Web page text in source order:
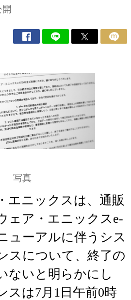
写真
ニックスは、通販
ェア・エニックスe-
ューアルに伴うシス
スについて、終了の
ないと明らかにし
スは7月1日午前0時